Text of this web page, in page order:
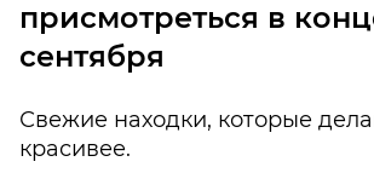
присмотреться в
сентября
Свежие находки, которые
красивее.